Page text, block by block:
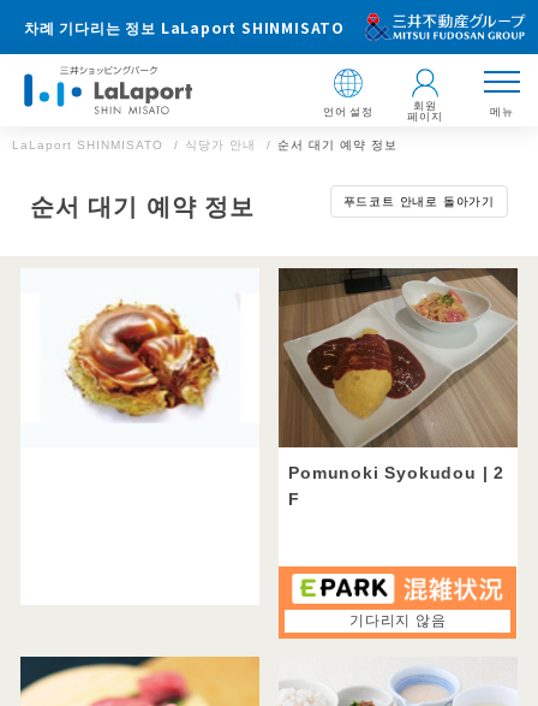
차례 기다리는 정보 LaLaport SHINMISATO
언어 설정 회원
페이지 메뉴
더 자세한 장르 선택
일본식
샤브샤브・스키야키(1)
오코노미 야키 · 몬자 (1)
돈까스 (1)
일식(기타)(1)
양식 및 레스토랑
뷔페(1)
파스타(1)
중국 요리(1) 하와이안(1)
키워드로 필터링
가족용
생일・기념일
여자회
예산으로 필터링
모두
차례 기다리는 정보 LaLaport SHINMISATO
〒341-8550 사이타마현 미사토시 신 LaLa City 3-1-1
【음식점 영업 시간】
레스토랑:11:00~22:00
카페：10:00～21:00
푸드 코트:11:00~21:00
※일부 영업 시간 다른 점포가 있습니다.
순서 대기 정보 LaLaport SHINMISATO WEB
LaLaport SHINMISATO 식당가 안내 순서 대기 예약 정보
순서 대기 예약 정보 푸드코트 안내로 돌아가기
Pomunoki Syokudou | 2
F
기다리지 않음